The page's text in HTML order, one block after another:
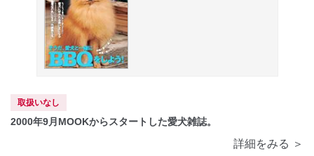
取扱いなし
2000年9月MOOKからスタートした愛犬雑誌。
詳細をみる ＞